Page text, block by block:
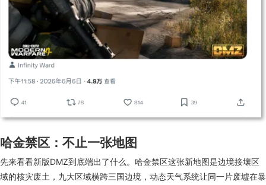
哈金禁区：不止一张地图
先来看看新版DMZ到底端出了什么 。 哈金禁区这张新地图是边境接壤区
域的核灾废土，九大区域横跨三国边境，动态天气系统让同一片废墟在暴